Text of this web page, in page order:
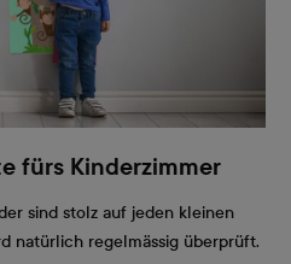
fürs Kinderzimmer
sind stolz auf jeden kleinen
natürlich regelmässig überprüft.